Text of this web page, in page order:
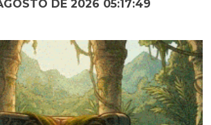
DE 2026 05:17:50